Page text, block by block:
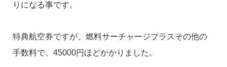
りになる事です。
特典航空券ですが、燃料サーチャージプラスその他の
手数料で、45000円ほどかかりました。